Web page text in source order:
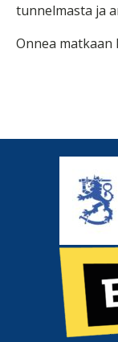
tunnelmasta ja
Onnea matkaan